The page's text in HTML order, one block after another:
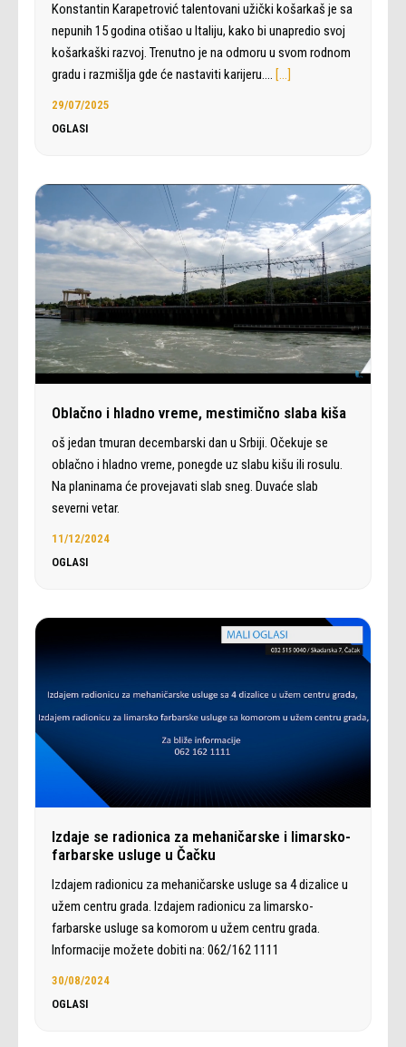
Konstantin Karapetrović talentovani užički košarkaš je sa
nepunih 15 godina otišao u Italiju, kako bi unapredio svoj
košarkaški razvoj. Trenutno je na odmoru u svom rodnom
gradu i razmišlja gde će nastaviti karijeru.… […]
29/07/2025
OGLASI
Oblačno i hladno vreme, mestimično slaba kiša
oš jedan tmuran decembarski dan u Srbiji. Očekuje se
oblačno i hladno vreme, ponegde uz slabu kišu ili rosulu.
Na planinama će provejavati slab sneg. Duvaće slab
severni vetar.
11/12/2024
OGLASI
Izdaje se radionica za mehaničarske i limarsko-
farbarske usluge u Čačku
Izdajem radionicu za mehaničarske usluge sa 4 dizalice u
užem centru grada. Izdajem radionicu za limarsko-
farbarske usluge sa komorom u užem centru grada.
Informacije možete dobiti na: 062/162 1111
30/08/2024
OGLASI